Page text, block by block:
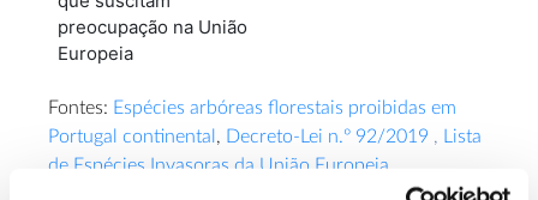
preocupação na União
Europeia
Fontes: Espécies arbóreas florestais proibidas em
Portugal continental , Decreto-Lei n.º 92/2019 ,
Lista
de Espécies Invasoras da União Europeia